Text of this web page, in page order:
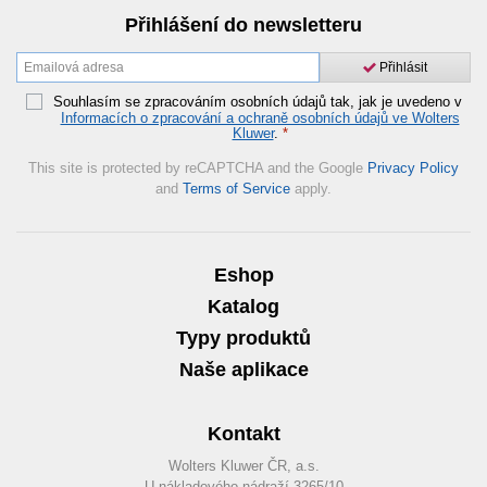
Přihlášení do newsletteru
Přihlásit
Souhlasím se zpracováním osobních údajů tak, jak je uvedeno v
Informacích o zpracování a ochraně osobních údajů ve Wolters
Kluwer. *
This site is protected by reCAPTCHA and the Google Privacy Policy
and Terms of Service apply.
Eshop
Katalog
Typy produktů
Naše aplikace
Kontakt
Wolters Kluwer ČR, a.s.